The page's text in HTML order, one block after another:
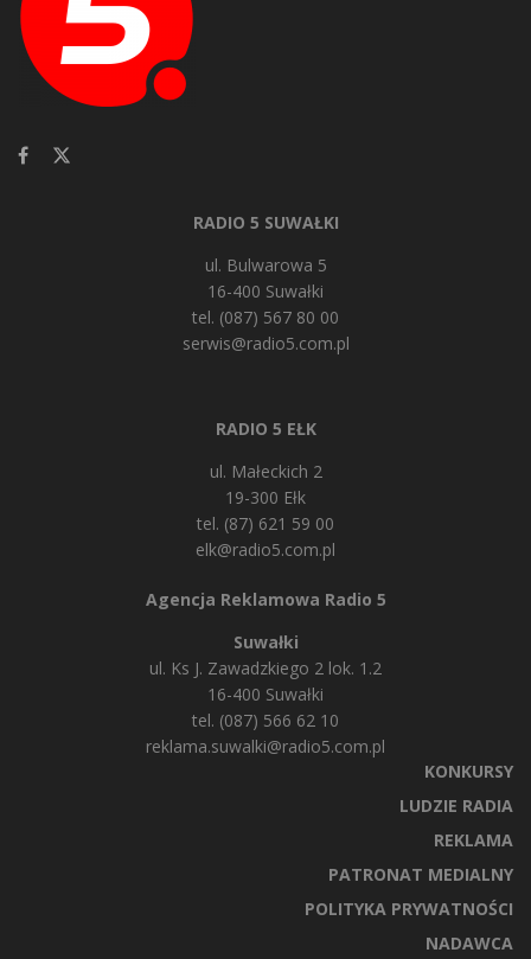
RADIO 5 SUWAŁKI
ul. Bulwarowa 5
16-400 Suwałki
tel. (087) 567 80 00
serwis@radio5.com.pl
RADIO 5 EŁK
ul. Małeckich 2
19-300 Ełk
tel. (87) 621 59 00
elk@radio5.com.pl
Agencja Reklamowa Radio 5
Suwałki
ul. Ks J. Zawadzkiego 2 lok. 1.2
16-400 Suwałki
tel. (087) 566 62 10
reklama.suwalki@radio5.com.pl
KONKURSY
LUDZIE RADIA
REKLAMA
PATRONAT MEDIALNY
POLITYKA PRYWATNOŚCI
NADAWCA